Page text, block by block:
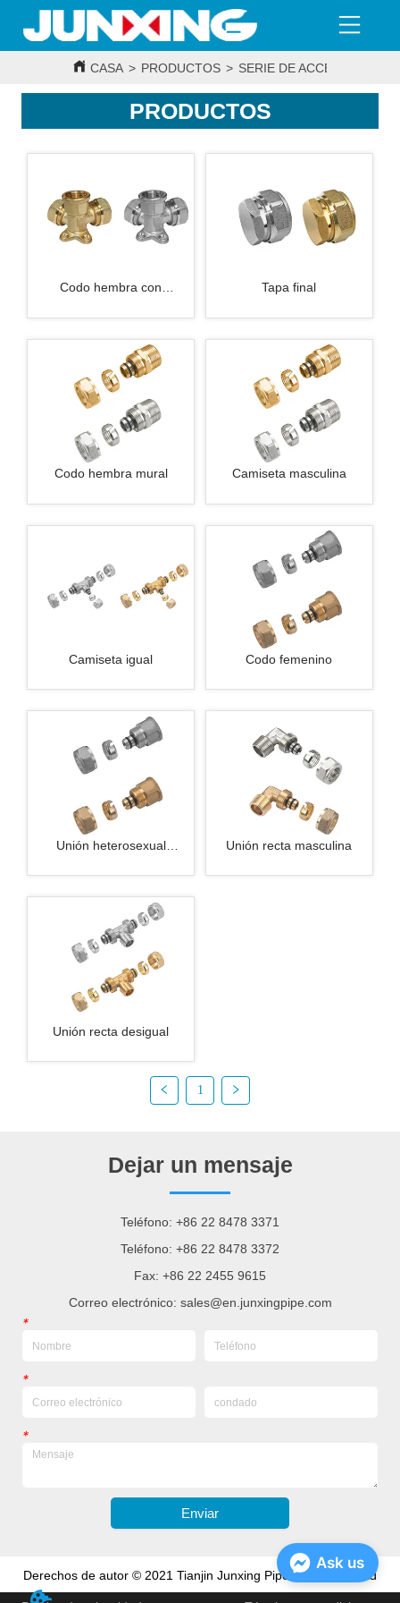
CASA > PRODUCTOS > SERIE DE ACCESORIOS
PRODUCTOS
Codo hembra con
Tapa final
Codo hembra mural Camiseta masculina
Camiseta igual Codo femenino
Unión heterosexual
Unión recta masculina
Unión recta desigual
1
Dejar un mensaje
Teléfono: +86 22 8478 3371
Teléfono: +86 22 8478 3372
Fax: +86 22 2455 9615
Correo electrónico: sales@en.junxingpipe.com
*
*
*
Enviar
Derechos de autor © 2021 Tianjin Junxing Pipe Group Co., Ltd
Ask us